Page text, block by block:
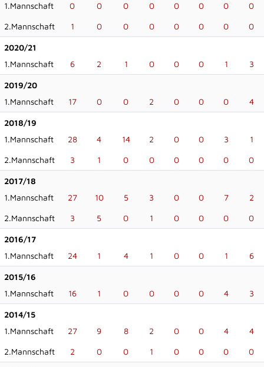
1.Mannschaft
0 0 0 0 0 0 0 0
2.Mannschaft 1 0 0 0 0 0 0 0
2020/21
1.Mannschaft
6 2 1 0 0 0 1 3
2019/20
1.Mannschaft
17 0 0 2 0 0 0 4
2018/19
1.Mannschaft
28 4 14 2 0 0 3 1
2.Mannschaft 3 1 0 0 0 0 0 0
2017/18
1.Mannschaft
27 10 5 3 0 0 7 2
2.Mannschaft 3 5 0 1 0 0 0 0
2016/17
1.Mannschaft
24 1 4 1 0 0 1 6
2015/16
1.Mannschaft
16 1 0 0 0 0 4 3
2014/15
1.Mannschaft
27 9 8 2 0 0 4 4
2.Mannschaft 2 0 0 1 0 0 0 0